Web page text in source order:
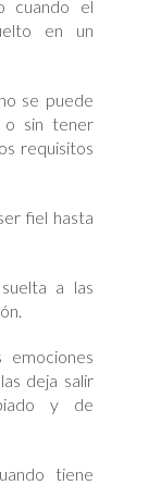
cuando el
en un
se puede
o sin tener
requisitos
fiel hasta
a las
deja salir
y de
tiene